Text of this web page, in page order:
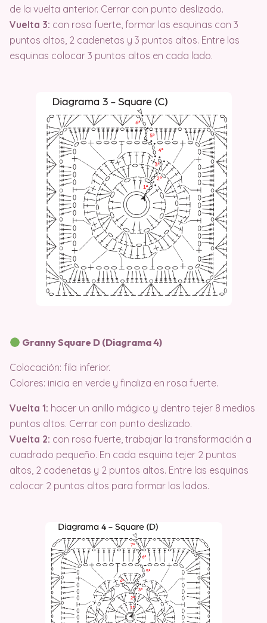
de la vuelta anterior. Cerrar con punto deslizado.
Vuelta 3: con rosa fuerte, formar las esquinas con 3
puntos altos, 2 cadenetas y 3 puntos altos. Entre las
esquinas colocar 3 puntos altos en cada lado.
Granny Square D (Diagrama 4)
Colocación: fila inferior.
Colores: inicia en verde y finaliza en rosa fuerte.
Vuelta 1: hacer un anillo mágico y dentro tejer 8 medios
puntos altos. Cerrar con punto deslizado.
Vuelta 2: con rosa fuerte, trabajar la transformación a
cuadrado pequeño. En cada esquina tejer 2 puntos
altos, 2 cadenetas y 2 puntos altos. Entre las esquinas
colocar 2 puntos altos para formar los lados.